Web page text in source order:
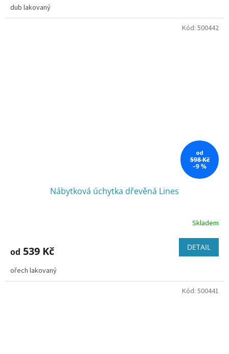
z
5
dub lakovaný
od
598 Kč
–9 %
Nábytková úchytka dřevěná Lines
Skladem
od 539 Kč DETAIL
ořech lakovaný
Kód: 500442
Kód: 500441